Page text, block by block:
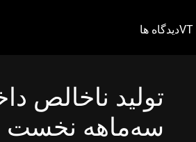
دیدگاه ها
تولید ناخالص